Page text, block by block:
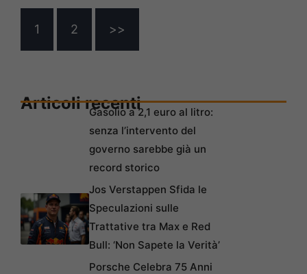
1 2 >>
Articoli recentiGasolio a 2,1 euro al litro:
senza l’intervento del
governo sarebbe già un
record storico
Jos Verstappen Sfida le
Speculazioni sulle
Trattative tra Max e Red
Bull: ‘Non Sapete la Verità’
Porsche Celebra 75 Anni